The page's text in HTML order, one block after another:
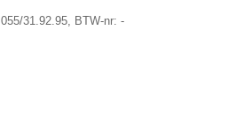
055/31.92.95, BTW-nr: -